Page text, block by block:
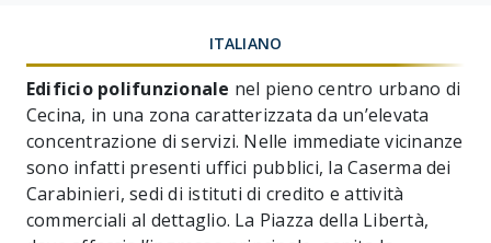
ITALIANO
Edificio polifunzionale nel pieno centro urbano di
Cecina, in una zona caratterizzata da un’elevata
concentrazione di servizi. Nelle immediate vicinanze
sono infatti presenti uffici pubblici, la Caserma dei
Carabinieri, sedi di istituti di credito e attività
commerciali al dettaglio. La Piazza della Libertà,